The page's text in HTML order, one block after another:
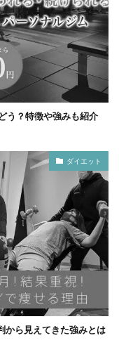
う？特徴や強みも紹介
ダイエット
から見えてきた強みとは